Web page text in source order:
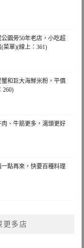
園旁50年老店，小吃超
菜單)(線上：361)
蟹和巨大海鮮米粉，平價
260)
、牛筋更多，湯頭更好
點再來，快要百種料理
更多店